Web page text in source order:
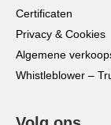
Certificaten
Privacy & Cookies
Algemene
Whistleblower –